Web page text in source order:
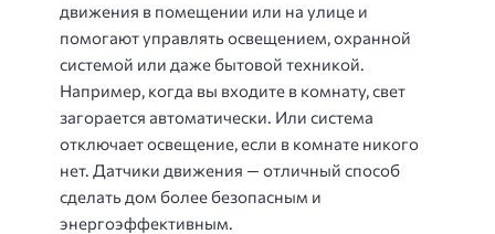
движения в помещении или на улице и
помогают управлять освещением, охранной
системой или даже бытовой техникой.
Например, когда вы входите в комнату, свет
загорается автоматически. Или система
отключает освещение, если в комнате никого
нет. Датчики движения — отличный способ
сделать дом более безопасным и
энергоэффективным.